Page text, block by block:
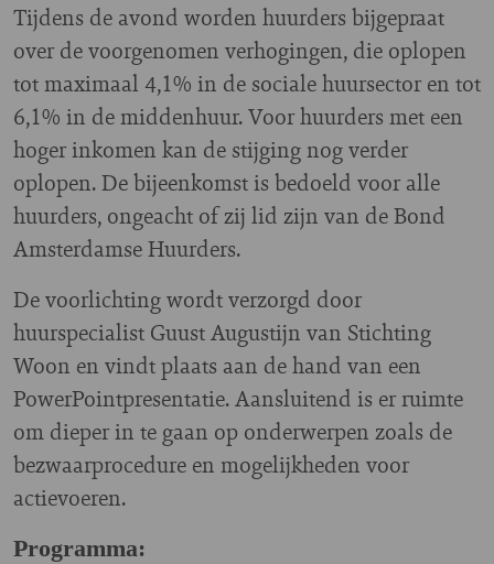
Tijdens de avond worden huurders bijgepraat
over de voorgenomen verhogingen, die oplopen
tot maximaal 4,1% in de sociale huursector en tot
6,1% in de middenhuur. Voor huurders met een
hoger inkomen kan de stijging nog verder
oplopen. De bijeenkomst is bedoeld voor alle
huurders, ongeacht of zij lid zijn van de Bond
Amsterdamse Huurders.
De voorlichting wordt verzorgd door
huurspecialist Guust Augustijn van Stichting
Woon en vindt plaats aan de hand van een
PowerPointpresentatie. Aansluitend is er ruimte
om dieper in te gaan op onderwerpen zoals de
bezwaarprocedure en mogelijkheden voor
actievoeren.
Programma: